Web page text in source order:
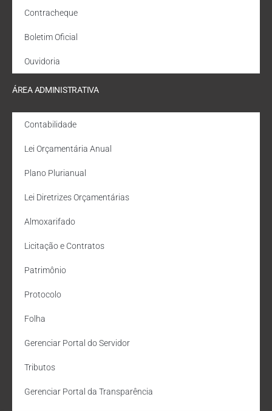
Contracheque
Boletim Oficial
Ouvidoria
ÁREA ADMINISTRATIVA
Contabilidade
Lei Orçamentária Anual
Plano Plurianual
Lei Diretrizes Orçamentárias
Almoxarifado
Licitação e Contratos
Patrimônio
Protocolo
Folha
Gerenciar Portal do Servidor
Tributos
Gerenciar Portal da Transparência